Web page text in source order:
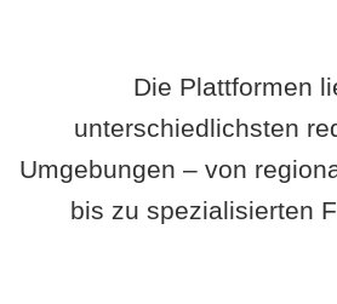
Die Plattformen
unterschiedlichsten
Umgebungen – von
bis zu spezialisierten